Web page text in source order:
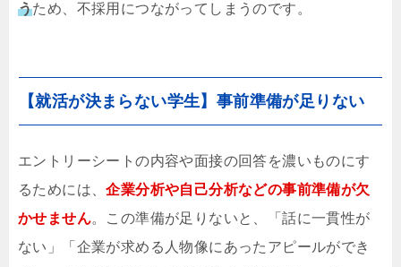
うため、不採用につながってしまうのです。
【就活が決まらない学生】事前準備が足りない
エントリーシートの内容や面接の回答を濃いものにす
るためには、企業分析や自己分析などの事前準備が欠
かせません。この準備が足りないと、「話に一貫性が
ない」「企業が求める人物像にあったアピールができ